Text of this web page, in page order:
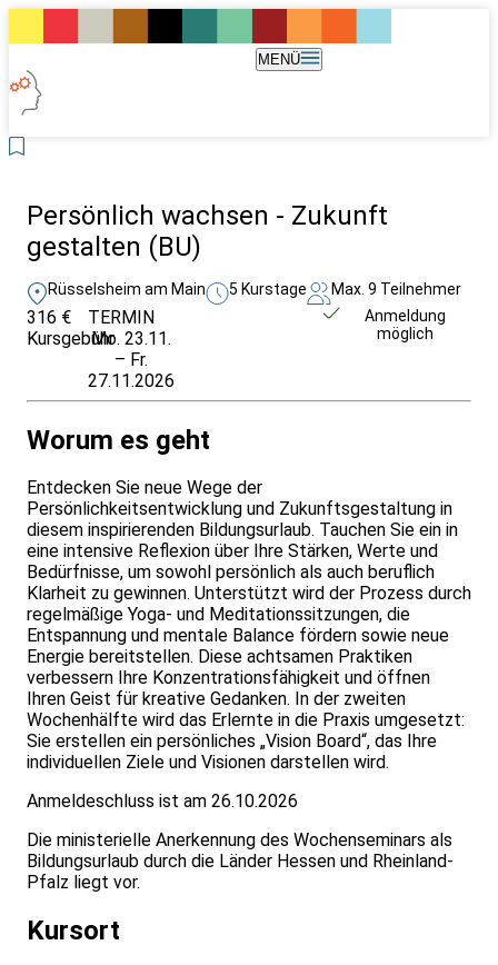
MENÜ
Persönlich wachsen - Zukunft
gestalten (BU)
Rüsselsheim am Main 5 Kurstage Max. 9 Teilnehmer
316 €
Kursgebühr
TERMIN
Mo. 23.11.
– Fr.
27.11.2026
Anmeldung
möglich
Worum es geht
Entdecken Sie neue Wege der
Persönlichkeitsentwicklung und Zukunftsgestaltung in
diesem inspirierenden Bildungsurlaub. Tauchen Sie ein in
eine intensive Reflexion über Ihre Stärken, Werte und
Bedürfnisse, um sowohl persönlich als auch beruflich
Klarheit zu gewinnen. Unterstützt wird der Prozess durch
regelmäßige Yoga- und Meditationssitzungen, die
Entspannung und mentale Balance fördern sowie neue
Energie bereitstellen. Diese achtsamen Praktiken
verbessern Ihre Konzentrationsfähigkeit und öffnen
Ihren Geist für kreative Gedanken. In der zweiten
Wochenhälfte wird das Erlernte in die Praxis umgesetzt:
Sie erstellen ein persönliches „Vision Board“, das Ihre
individuellen Ziele und Visionen darstellen wird.
Anmeldeschluss ist am 26.10.2026
Die ministerielle Anerkennung des Wochenseminars als
Bildungsurlaub durch die Länder Hessen und Rheinland-
Pfalz liegt vor.
Kursort